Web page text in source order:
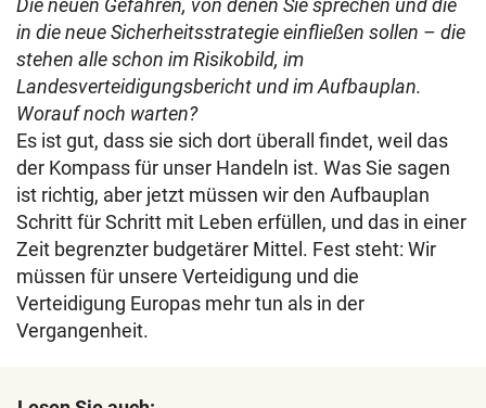
Die neuen Gefahren, von denen Sie sprechen und die
in die neue Sicherheitsstrategie einfließen sollen – die
stehen alle schon im Risikobild, im
Landesverteidigungsbericht und im Aufbauplan.
Worauf noch warten?
Es ist gut, dass sie sich dort überall findet, weil das
der Kompass für unser Handeln ist. Was Sie sagen
ist richtig, aber jetzt müssen wir den Aufbauplan
Schritt für Schritt mit Leben erfüllen, und das in einer
Zeit begrenzter budgetärer Mittel. Fest steht: Wir
müssen für unsere Verteidigung und die
Verteidigung Europas mehr tun als in der
Vergangenheit.